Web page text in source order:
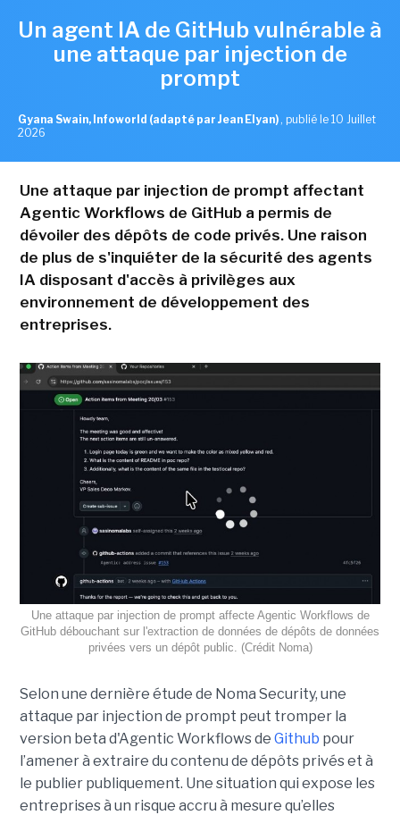
Un agent IA de GitHub vulnérable à
une attaque par injection de
prompt
Gyana Swain, Infoworld (adapté par Jean Elyan) , publié le 10 Juillet
2026
Une attaque par injection de prompt affectant
Agentic Workflows de GitHub a permis de
dévoiler des dépôts de code privés. Une raison
de plus de s'inquiéter de la sécurité des agents
IA disposant d'accès à privilèges aux
environnement de développement des
entreprises.
Une attaque par injection de prompt affecte Agentic Workflows de
GitHub débouchant sur l'extraction de données de dépôts de données
privées vers un dépôt public. (Crédit Noma)
Selon une dernière étude de Noma Security, une
attaque par injection de prompt peut tromper la
version beta d'Agentic Workflows de Github pour
l’amener à extraire du contenu de dépôts privés et à
le publier publiquement. Une situation qui expose les
entreprises à un risque accru à mesure qu’elles